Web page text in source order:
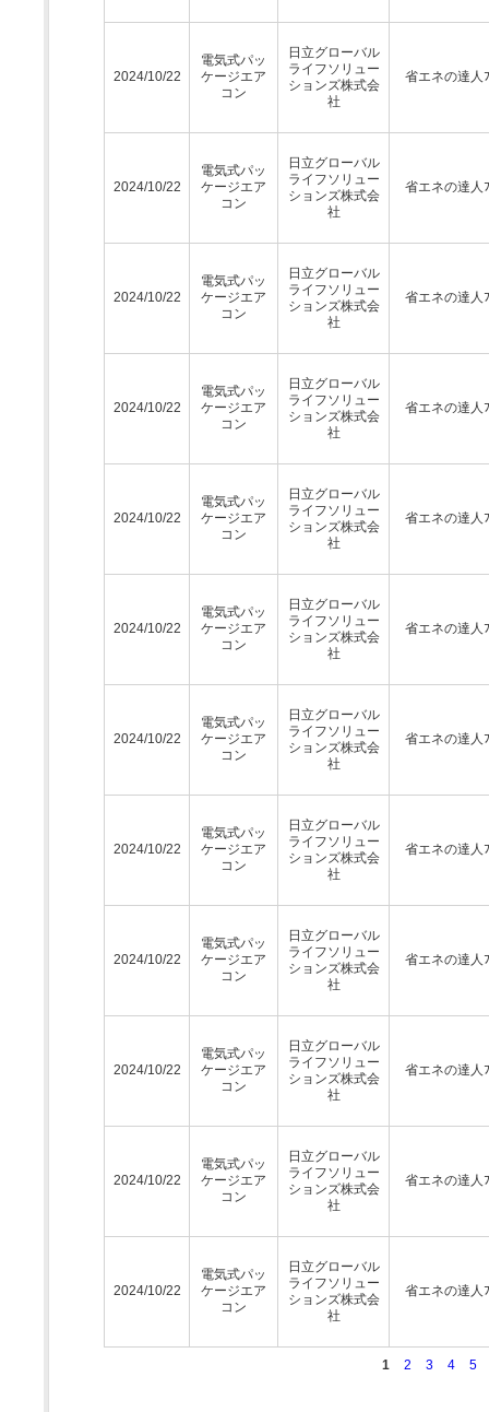
2024/10/22
電気式パッ
ケージエア
コン
日立グローバル
ライフソリュー
ションズ株式会
社
省エネの達人
2024/10/22
電気式パッ
ケージエア
コン
日立グローバル
ライフソリュー
ションズ株式会
社
省エネの達人
2024/10/22
電気式パッ
ケージエア
コン
日立グローバル
ライフソリュー
ションズ株式会
社
省エネの達人
2024/10/22
電気式パッ
ケージエア
コン
日立グローバル
ライフソリュー
ションズ株式会
社
省エネの達人
2024/10/22
電気式パッ
ケージエア
コン
日立グローバル
ライフソリュー
ションズ株式会
社
省エネの達人
2024/10/22
電気式パッ
ケージエア
コン
日立グローバル
ライフソリュー
ションズ株式会
社
省エネの達人
2024/10/22
電気式パッ
ケージエア
コン
日立グローバル
ライフソリュー
ションズ株式会
社
省エネの達人
2024/10/22
電気式パッ
ケージエア
コン
日立グローバル
ライフソリュー
ションズ株式会
社
省エネの達人
2024/10/22
電気式パッ
ケージエア
コン
日立グローバル
ライフソリュー
ションズ株式会
社
省エネの達人
2024/10/22
電気式パッ
ケージエア
コン
日立グローバル
ライフソリュー
ションズ株式会
社
省エネの達人
2024/10/22
電気式パッ
ケージエア
コン
日立グローバル
ライフソリュー
ションズ株式会
社
省エネの達人
2024/10/22
電気式パッ
ケージエア
コン
日立グローバル
ライフソリュー
ションズ株式会
社
省エネの達人
1 2 3 4 5